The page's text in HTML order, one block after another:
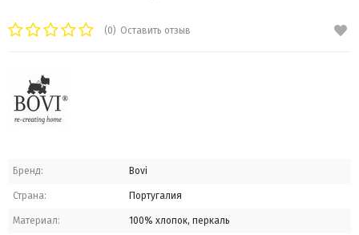
(0) Оставить отзыв
Бренд: Bovi
Страна: Португалия
Материал: 100% хлопок, перкаль